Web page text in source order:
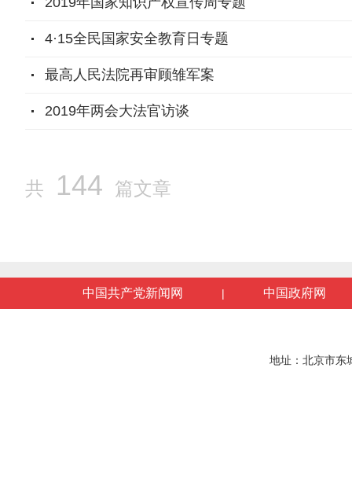
4·15全民国家安全教育日专题
最高人民法院再审顾雏军案
2019年两会大法官访谈
共 144 篇文章
中国共产党新闻网 | 中国政府网
地址：北京市东